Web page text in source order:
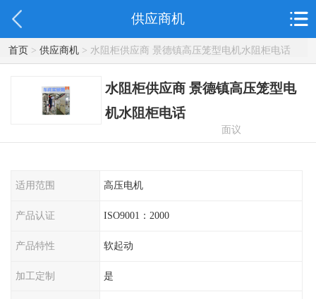
供应商机
首页> 供应商机> 水阻柜供应商 景德镇高压笼型电机水阻柜电话
水阻柜供应商 景德镇高压笼型电
机水阻柜电话
面议
适用范围 高压电机
产品认证 ISO9001：2000
产品特性 软起动
加工定制 是